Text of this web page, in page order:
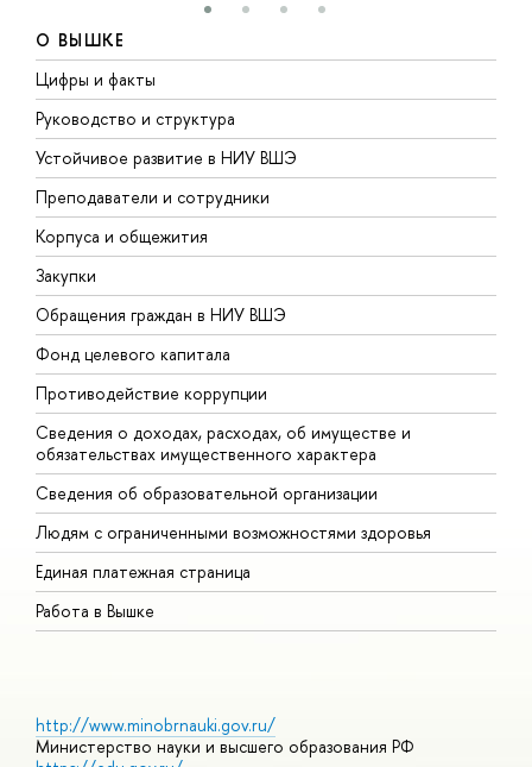
О ВЫШКЕ
Цифры и факты
Руководство и структура
Устойчивое развитие в НИУ ВШЭ
Преподаватели и сотрудники
Корпуса и общежития
Закупки
Обращения граждан в НИУ ВШЭ
Фонд целевого капитала
Противодействие коррупции
Сведения о доходах, расходах, об имуществе и
обязательствах имущественного характера
Сведения об образовательной организации
Людям с ограниченными возможностями здоровья
Единая платежная страница
Работа в Вышке
http://www.minobrnauki.gov.ru/
Министерство науки и высшего образования РФ